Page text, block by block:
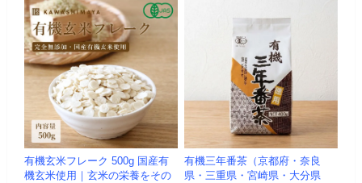
有機玄米フレーク 500g 国産有
機玄米使用｜玄米の栄養をその
有機三年番茶（京都府・奈良
県・三重県・宮崎県・大分県